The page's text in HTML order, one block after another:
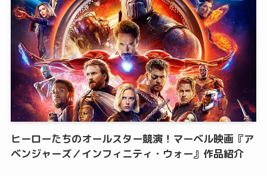
ヒーローたちのオールスター競演！マーベル映画『ア
ベンジャーズ／インフィニティ・ウォー』作品紹介